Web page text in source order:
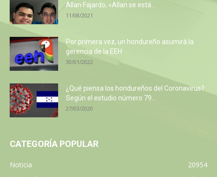
Allan Fajardo, «Allan se está...
11/08/2021
Por primera vez, un hondureño asumirá la
gerencia de la EEH
30/01/2022
¿Qué piensa los hondureños del Coronavirus?
Según el estudio número 79...
27/03/2020
CATEGORÍA POPULAR
Noticia
20954